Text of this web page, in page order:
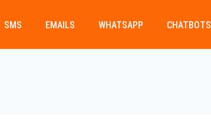
SMS EMAILS WHATSAPP CHATBOTS